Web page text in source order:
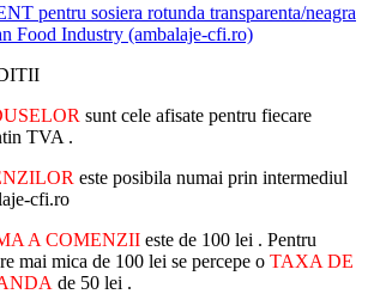
pentru sosiera rotunda transparenta/neagra
Food Industry (ambalaje-cfi.ro)
sunt cele afisate pentru fiecare
TVA .
este posibila numai prin intermediul
cfi.ro
A COMENZII este de 100 lei . Pentru
mai mica de 100 lei se percepe o TAXA DE
de 50 lei .